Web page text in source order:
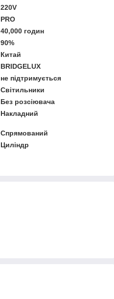
220V
PRO
40,000 годин
90%
Китай
BRIDGELUX
не підтримується
Світильники
Без розсіювача
Накладний
Спрямований
Циліндр